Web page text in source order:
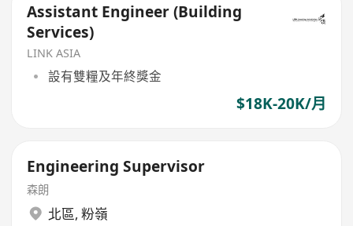
Assistant Engineer (Building
Services)
LINK ASIA
設有雙糧及年終獎金
$18K-20K/月
Engineering Supervisor
森朗
北區, 粉嶺